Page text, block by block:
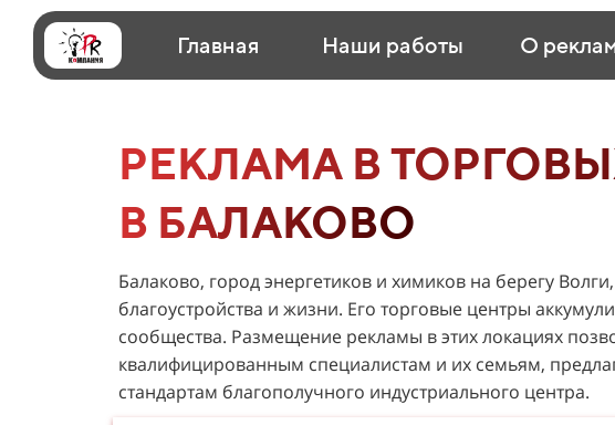
Главная Наши работы О
РЕКЛАМА В
В БАЛАКОВО
Балаково, город энергетиков и химиков на берегу
благоустройства и жизни. Его торговые центры
сообщества. Размещение рекламы в этих локациях
квалифицированным специалистам и их семьям,
стандартам благополучного индустриального центра.